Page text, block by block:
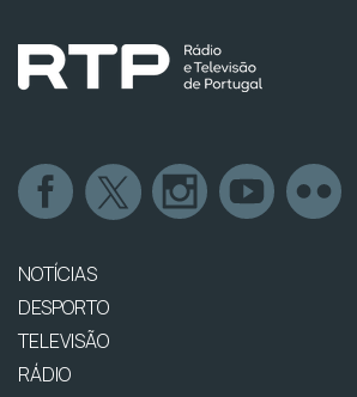
NOTÍCIAS
DESPORTO
TELEVISÃO
RÁDIO